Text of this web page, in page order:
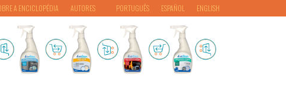
PORTUGUÊS ESPAÑOL ENGLISH
A ENCICLOPÉDIA AUTORES